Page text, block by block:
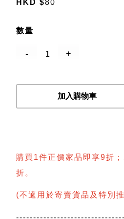
HKD$80
數量
加入購物車
購買1件正價家品即享9折
折。
(不適用於寄賣貨品及特別